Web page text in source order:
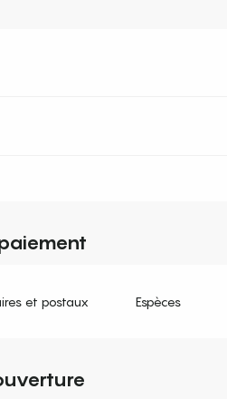
et postaux Espèces